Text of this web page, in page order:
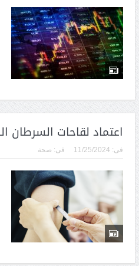
اعتماد لقاحات السرطان
فى: 11/25/2024 فى: صحة